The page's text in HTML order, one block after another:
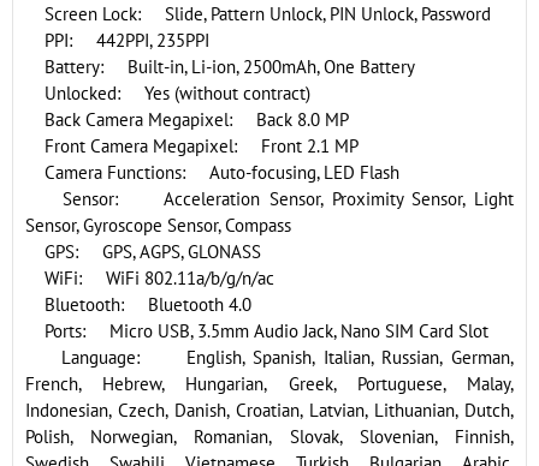
Screen Lock: Slide, Pattern Unlock, PIN Unlock, Password
PPI: 442PPI, 235PPI
Battery: Built-in, Li-ion, 2500mAh, One Battery
Unlocked: Yes (without contract)
Back Camera Megapixel: Back 8.0 MP
Front Camera Megapixel: Front 2.1 MP
Camera Functions: Auto-focusing, LED Flash
Sensor: Acceleration Sensor, Proximity Sensor, Light
Sensor, Gyroscope Sensor, Compass
GPS: GPS, AGPS, GLONASS
WiFi: WiFi 802.11a/b/g/n/ac
Bluetooth: Bluetooth 4.0
Ports: Micro USB, 3.5mm Audio Jack, Nano SIM Card Slot
Language: English, Spanish, Italian, Russian, German,
French, Hebrew, Hungarian, Greek, Portuguese, Malay,
Indonesian, Czech, Danish, Croatian, Latvian, Lithuanian, Dutch,
Polish, Norwegian, Romanian, Slovak, Slovenian, Finnish,